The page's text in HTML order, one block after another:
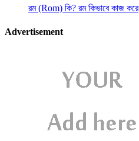
রম (Rom) কি? রম কিভাবে কাজ করে
Advertisement